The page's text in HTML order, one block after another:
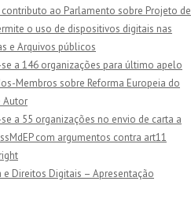
contributo ao Parlamento sobre Projeto de
o uso de dispositivos digitais nas
e Arquivos públicos
se a 146 organizações para último apelo
Membros sobre Reforma Europeia do
Autor
a 55 organizações no envio de carta a
com argumentos contra art11
e Direitos Digitais – Apresentação